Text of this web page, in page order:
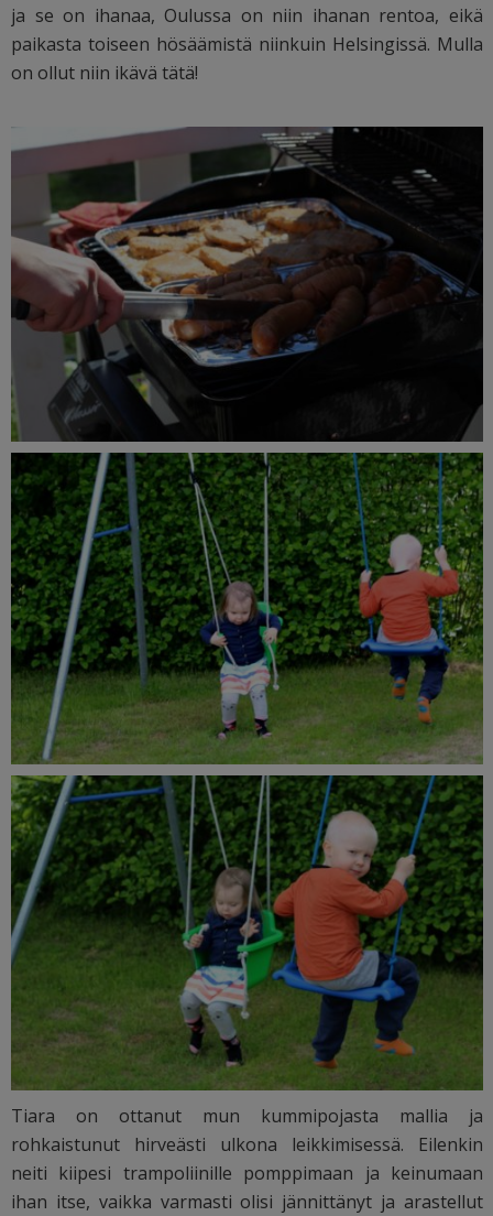
ja se on ihanaa, Oulussa on niin ihanan rentoa, eikä
paikasta toiseen hösäämistä niinkuin Helsingissä. Mulla
on ollut niin ikävä tätä!
Tiara on ottanut mun kummipojasta mallia ja
rohkaistunut hirveästi ulkona leikkimisessä. Eilenkin
neiti kiipesi trampoliinille pomppimaan ja keinumaan
ihan itse, vaikka varmasti olisi jännittänyt ja arastellut